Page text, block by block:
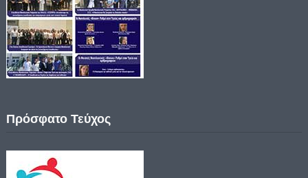
Πρόσφατο Τεύχος